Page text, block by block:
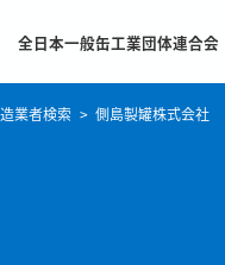
全日本一般缶工業団体連合会
業者検索 側島製罐株式会社